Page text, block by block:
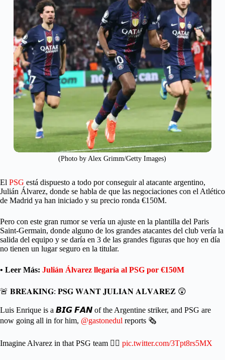
(Photo by Alex Grimm/Getty Images)
El PSG está dispuesto a todo por conseguir al atacante argentino,
Julián Álvarez, donde se habla de que las negociaciones con el Atlético
de Madrid ya han iniciado y su precio ronda €150M.
Pero con este gran rumor se vería un ajuste en la plantilla del Paris
Saint-Germain, donde alguno de los grandes atacantes del club vería la
salida del equipo y se daría en 3 de las grandes figuras que hoy en día
no tienen un lugar seguro en la titular.
• Leer Más: Julián Álvarez llegaría al PSG por €150M
🚨 𝐁𝐑𝐄𝐀𝐊𝐈𝐍𝐆: 𝐏𝐒𝐆 𝐖𝐀𝐍𝐓 𝐉𝐔𝐋𝐈𝐀𝐍 𝐀𝐋𝐕𝐀𝐑𝐄𝐙 😲
Luis Enrique is a 𝘽𝙄𝙂 𝙁𝘼𝙉 of the Argentine striker, and PSG are
now going all in for him, @gastonedul reports 🗞️
Imagine Alvarez in that PSG team 😮‍💨 pic.twitter.com/3Tpt8rs5MX